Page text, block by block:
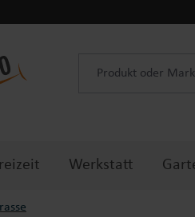
Werkstatt